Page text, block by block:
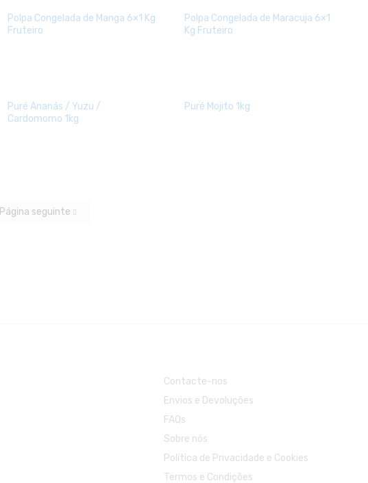
Polpa Congelada de Manga 6×1 Kg
Fruteiro
Polpa Congelada de Maracuja 6×1
Kg Fruteiro
Puré Ananás / Yuzu /
Cardomomo 1kg
Puré Mojito 1kg
Página seguinte
Contacte-nos
Envios e Devoluções
FAQs
Sobre nós
Política de Privacidade e Cookies
Termos e Condições